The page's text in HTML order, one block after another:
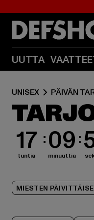
UUTTA
UNISEX PÄIVÄN
17
tuntia 09
minuuttia
MIESTEN